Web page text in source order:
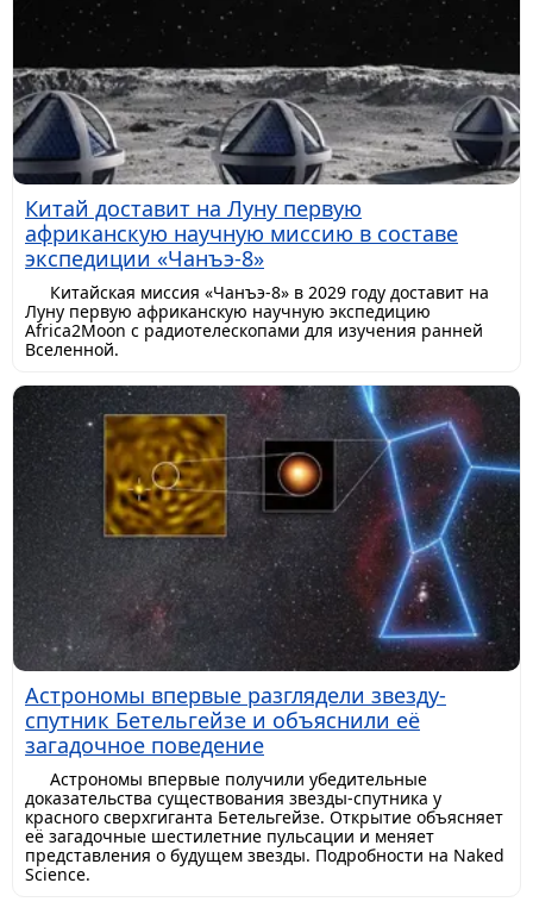
Китай доставит на Луну первую
африканскую научную миссию в составе
экспедиции «Чанъэ-8»
Китайская миссия «Чанъэ-8» в 2029 году доставит на
Луну первую африканскую научную экспедицию
Africa2Moon с радиотелескопами для изучения ранней
Вселенной.
Астрономы впервые разглядели звезду-
спутник Бетельгейзе и объяснили её
загадочное поведение
Астрономы впервые получили убедительные
доказательства существования звезды-спутника у
красного сверхгиганта Бетельгейзе. Открытие объясняет
её загадочные шестилетние пульсации и меняет
представления о будущем звезды. Подробности на Naked
Science.